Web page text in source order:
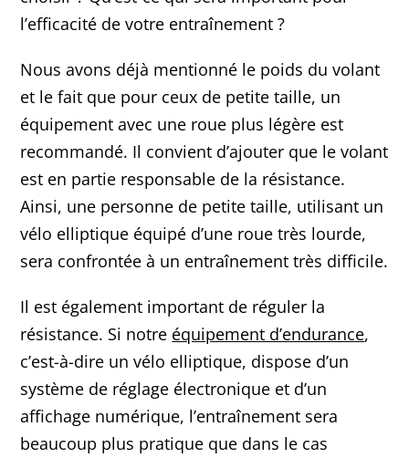
l’efficacité de votre entraînement ?
Nous avons déjà mentionné le poids du volant
et le fait que pour ceux de petite taille, un
équipement avec une roue plus légère est
recommandé. Il convient d’ajouter que le volant
est en partie responsable de la résistance.
Ainsi, une personne de petite taille, utilisant un
vélo elliptique équipé d’une roue très lourde,
sera confrontée à un entraînement très difficile.
Il est également important de réguler la
résistance. Si notre équipement d’endurance,
c’est-à-dire un vélo elliptique, dispose d’un
système de réglage électronique et d’un
affichage numérique, l’entraînement sera
beaucoup plus pratique que dans le cas